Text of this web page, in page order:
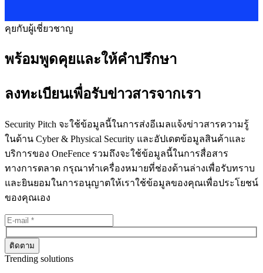
คุยกับผู้เชี่ยวชาญ
พร้อมพูดคุยและให้คำปรึกษา
ลงทะเบียนเพื่อรับข่าวสารจากเรา
Security Pitch จะใช้ข้อมูลนี้ในการส่งอีเมลแจ้งข่าวสารความรู้
ในด้าน Cyber & Physical Security และอัปเดตข้อมูลสินค้าและ
บริการของ OneFence รวมถึงจะใช้ข้อมูลนี้ในการสื่อสาร
ทางการตลาด กรุณาทำเครื่องหมายที่ช่องด้านล่างเพื่อรับทราบ
และยินยอมในการอนุญาตให้เราใช้ข้อมูลของคุณเพื่อประโยชน์
ของคุณเอง
Trending solutions